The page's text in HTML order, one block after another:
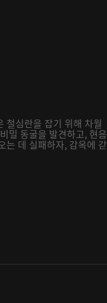
철심란을 잡기 위해 차월
밀 동굴을 발견하고, 현음
는 데 실패하자, 감옥에 갇